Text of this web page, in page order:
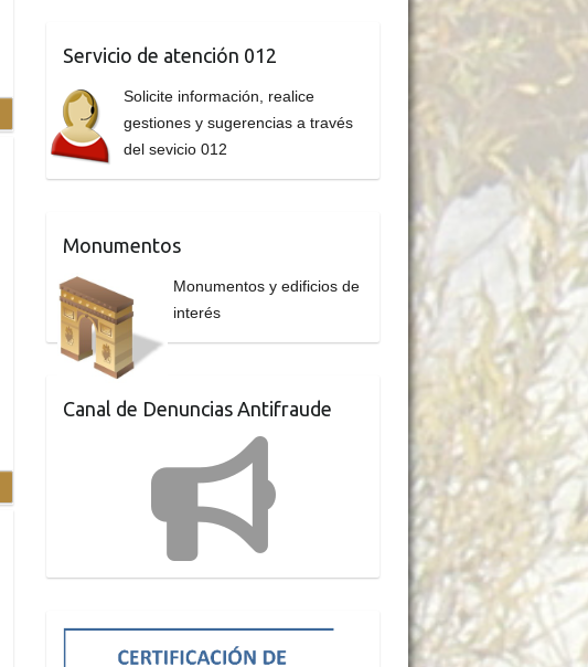
Servicio de atención 012
Solicite información, realice
gestiones y sugerencias a través
del sevicio 012
Monumentos
Monumentos y edificios de
interés
Canal de Denuncias Antifraude